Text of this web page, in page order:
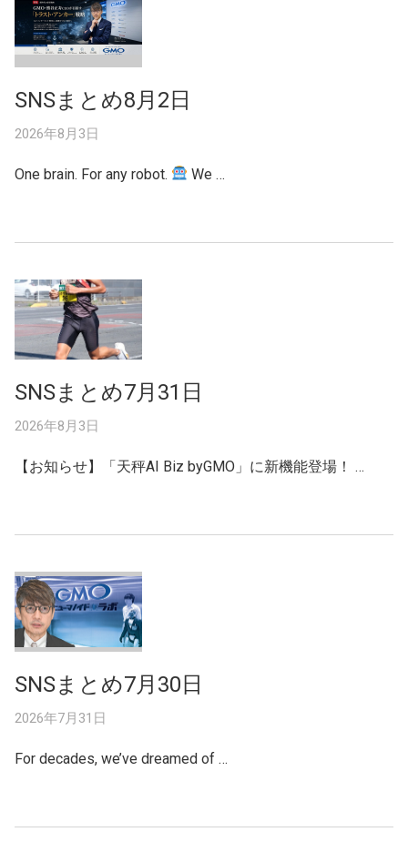
SNSまとめ8月2日
2026年8月3日
One brain. For any robot. We …
SNSまとめ7月31日
2026年8月3日
【お知らせ】「天秤AI Biz byGMO」に新機能登場！ …
SNSまとめ7月30日
2026年7月31日
For decades, we’ve dreamed of …